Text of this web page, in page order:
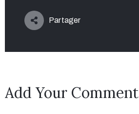
Partager
Add Your Comment